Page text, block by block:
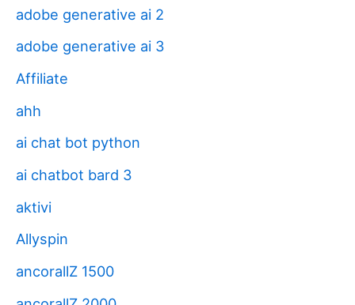
adobe generative ai 2
adobe generative ai 3
Affiliate
ahh
ai chat bot python
ai chatbot bard 3
aktivi
Allyspin
ancorallZ 1500